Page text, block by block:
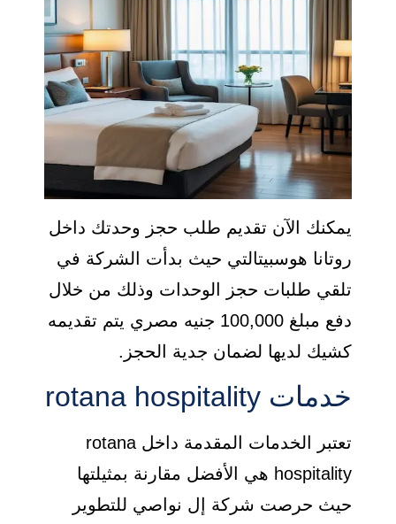
يمكنك الآن تقديم طلب حجز وحدتك داخل
روتانا هوسبيتالتي حيث بدأت الشركة في
تلقي طلبات حجز الوحدات وذلك من خلال
دفع مبلغ 100,000 جنيه مصري يتم تقديمه
كشيك لديها لضمان جدية الحجز.
خدمات rotana hospitality
تعتبر الخدمات المقدمة داخل rotana
hospitality هي الأفضل مقارنة بمثيلتها
حيث حرصت شركة إل نواصي للتطوير